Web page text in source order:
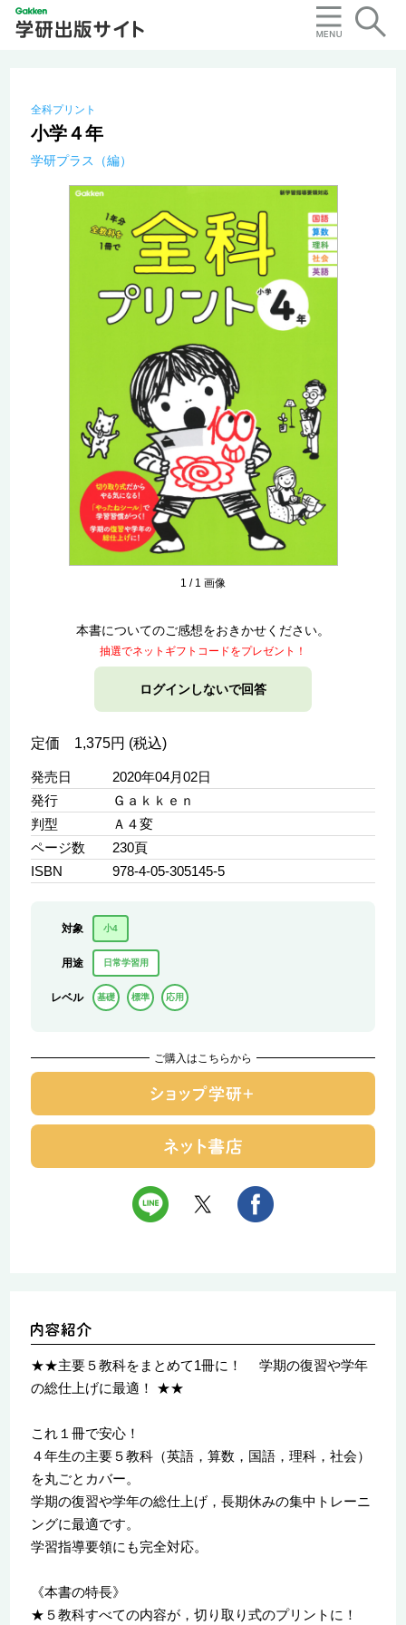
全科プリント
小学４年
学研プラス（編）
1 / 1 画像
本書についてのご感想をおきかせください。
抽選でネットギフトコードをプレゼント！
ログインしないで回答
定価 1,375円 (税込)
発売日
2020年04月02日
発行
Ｇａｋｋｅｎ
判型
Ａ４変
ページ数
230頁
ISBN
978-4-05-305145-5
対象 小4
用途 日常学習用
レベル 基礎 標準 応用
ご購入はこちらから
★★主要５教科をまとめて1冊に！ 学期の復習や学年
の総仕上げに最適！ ★★
これ１冊で安心！
４年生の主要５教科（英語，算数，国語，理科，社会）
を丸ごとカバー。
学期の復習や学年の総仕上げ，長期休みの集中トレーニ
ングに最適です。
学習指導要領にも完全対応。
《本書の特長》
★５教科すべての内容が，切り取り式のプリントに！